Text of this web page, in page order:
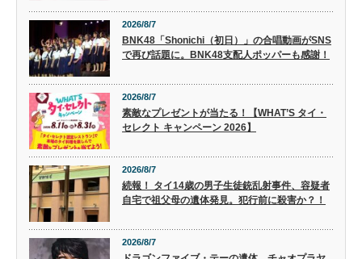
2026/8/7
BNK48「Shonichi（初日）」の合唱動画がSNS
で再び話題に。BNK48支配人ポッパーも感謝！
2026/8/7
素敵なプレゼントが当たる！【WHAT’S タイ・
セレクト キャンペーン 2026】
2026/8/7
続報！ タイ14歳の男子生徒銃乱射事件、容疑者
自宅で祖父母の遺体発見。犯行前に殺害か？！
2026/8/7